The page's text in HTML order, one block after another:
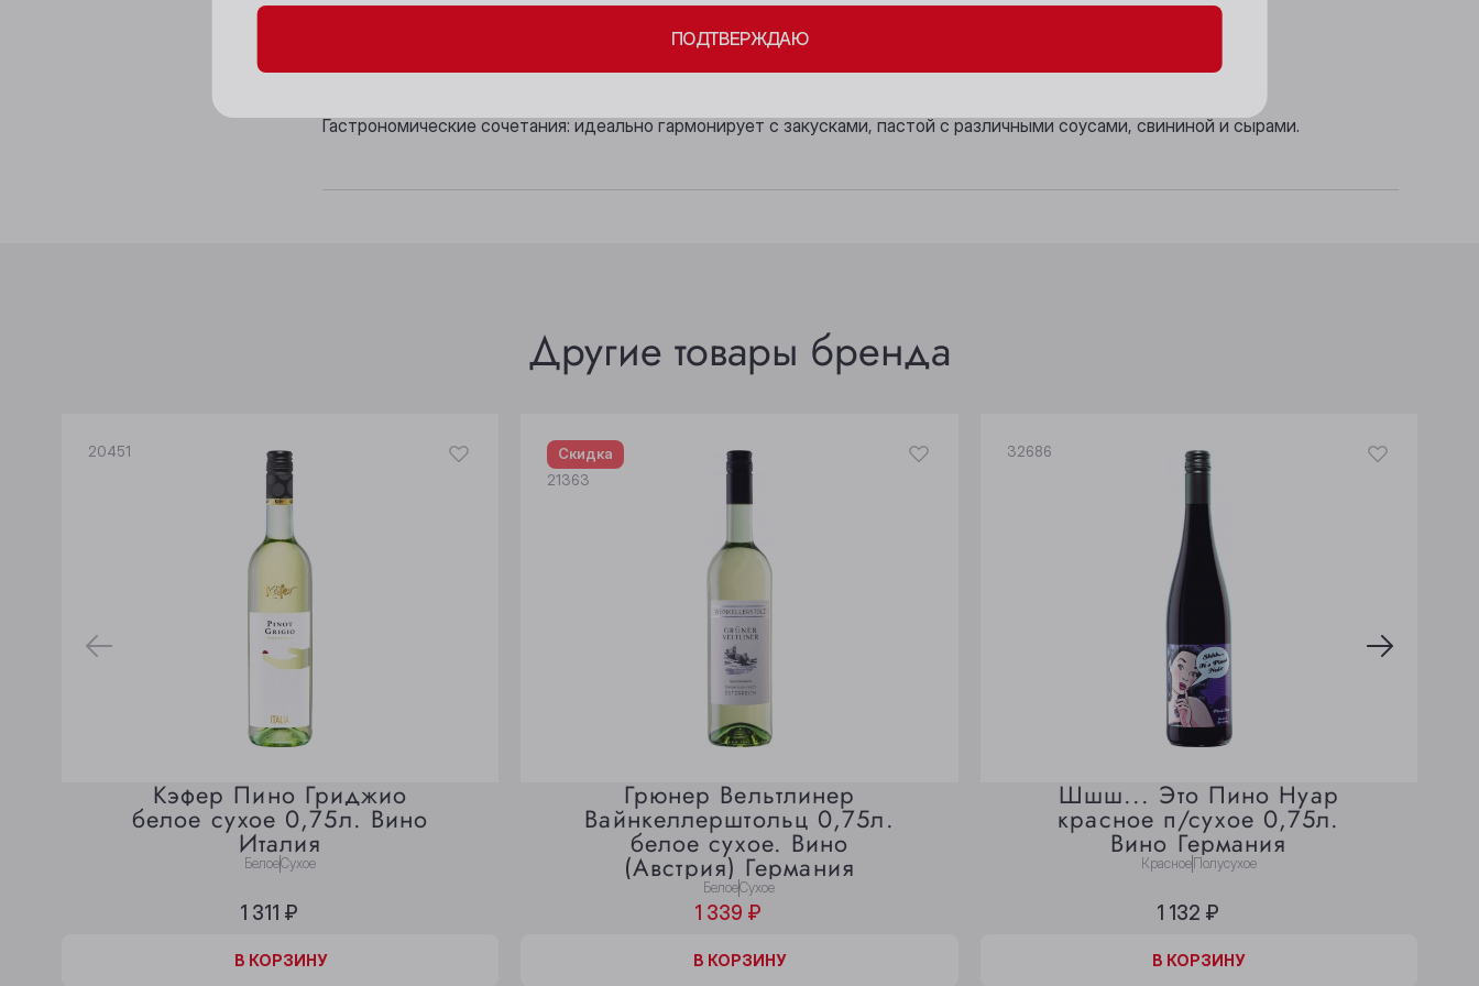
Вкус: легкий, свежий фруктовый, с пикантными пряными нотами.
Гастрономические сочетания: идеально гармонирует с закусками, пастой с различными соусами, свининой и сырами.
Другие товары бренда
20451
Кэфер Пино Гриджио
белое сухое 0,75л. Вино
Италия
БелоеСухое
1 311 ₽
В КОРЗИНУ
В КОРЗИНЕ
Скидка
21363
Грюнер Вельтлинер
Вайнкеллерштольц 0,75л.
белое сухое. Вино
(Австрия) Германия
БелоеСухое
1 339 ₽
В КОРЗИНУ
В КОРЗИНЕ
32686
Шшш... Это Пино Нуар
красное п/сухое 0,75л.
Вино Германия
Красное Полусухое
1 132 ₽
В КОРЗИНУ
В КОРЗИНЕ
Ленинск-Кузнецкий
Прокопьевск
Юрга
ПОДТВЕРЖДАЮ